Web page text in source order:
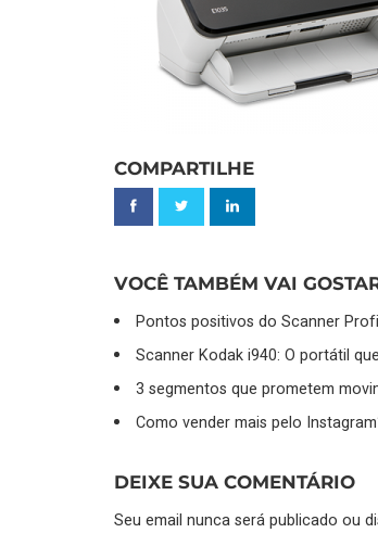
COMPARTILHE
VOCÊ TAMBÉM VAI
Pontos positivos do Scanner
Scanner Kodak i940: O portátil
3 segmentos que prometem
Como vender mais pelo
DEIXE SUA COMENTÁRIO
Seu email nunca será publicado ou